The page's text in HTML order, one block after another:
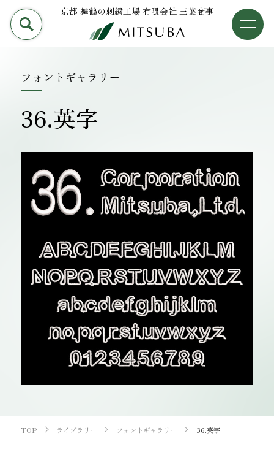
京都 舞鶴の刺繍工場 有限会社 三葉商事
三葉商事について
加工事例
設備について
会社概要
採用情報
お知らせ
オンラインショップ
CONTACT お問い合わせ
PRODUCT 加工事例
OEM
フォントギャラリー
36.英字
TOP ライブラリー フォントギャラリー 36.英字